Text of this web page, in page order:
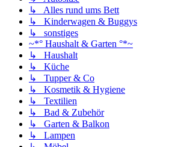
↳ Alles rund ums Bett
↳ Kinderwagen & Buggys
↳ sonstiges
~*° Haushalt & Garten °*~
↳ Haushalt
↳ Küche
↳ Tupper & Co
↳ Kosmetik & Hygiene
↳ Textilien
↳ Bad & Zubehör
↳ Garten & Balkon
↳ Lampen